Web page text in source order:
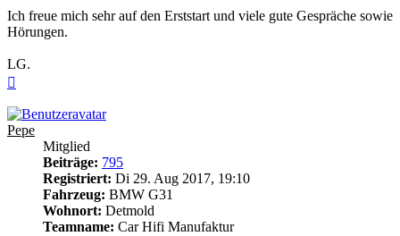
Ich freue mich sehr auf den Erststart und viele gute Gespräche sowie
Hörungen.
LG.
Pepe
Mitglied
Beiträge: 795
Registriert: Di 29. Aug 2017, 19:10
Fahrzeug: BMW G31
Wohnort: Detmold
Teamname: Car Hifi Manufaktur